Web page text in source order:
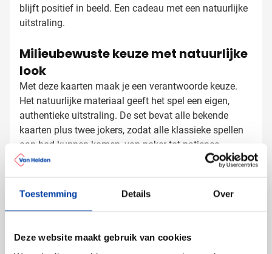
Toestemming Details Over
Deze website maakt gebruik van cookies
blijft positief in beeld. Een cadeau met een natuurlijke
uitstraling.
Milieubewuste keuze met natuurlijke
look
Met deze kaarten maak je een verantwoorde keuze.
Het natuurlijke materiaal geeft het spel een eigen,
authentieke uitstraling. De set bevat alle bekende
kaarten plus twee jokers, zodat alle klassieke spellen
aan bod kunnen komen, van poker tot patience.
gedeeld te worden. Daardoor blijven ze lang mooi en
komt je logo bij elk potje opnieuw op tafel. Het
overal mee kan.